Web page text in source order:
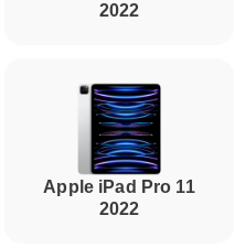
2022
Apple iPad Pro 11
2022